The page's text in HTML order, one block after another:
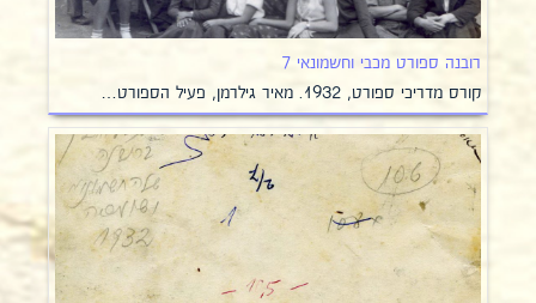
רובנה ספורט מכבי וחשמונאי 7
קורס מדריכי ספורט, 1932. מאיר גילרמן, פעיל הספורט…